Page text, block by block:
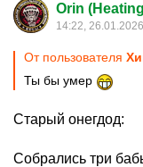
Orin
14:22, 26.01.2026
От пользователя
Ты бы умер
Старый онегдод:
Собрались три